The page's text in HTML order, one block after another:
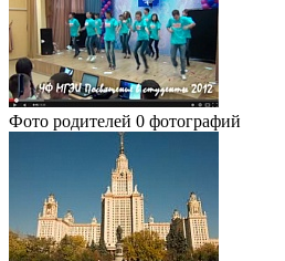
Фото родителей 0 фотографий